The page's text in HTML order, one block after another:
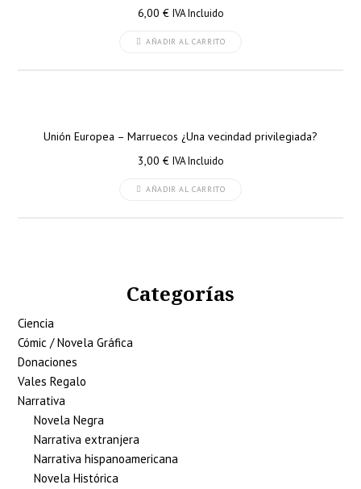
6,00 € IVA Incluido
AÑADIR AL CARRITO
Unión Europea – Marruecos ¿Una vecindad privilegiada?
3,00 € IVA Incluido
AÑADIR AL CARRITO
Categorías
Ciencia
Cómic / Novela Gráfica
Donaciones
Vales Regalo
Narrativa
Novela Negra
Narrativa extranjera
Narrativa hispanoamericana
Novela Histórica